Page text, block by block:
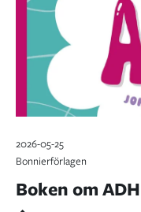
2026-05-25
Bonnierförlagen
Boken om